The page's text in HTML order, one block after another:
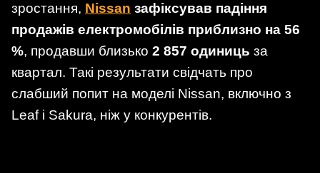
зростання, Nissan зафіксував падіння
продажів електромобілів приблизно на 56
%, продавши близько 2 857 одиниць за
квартал. Такі результати свідчать про
слабший попит на моделі Nissan, включно з
Leaf і Sakura, ніж у конкурентів.